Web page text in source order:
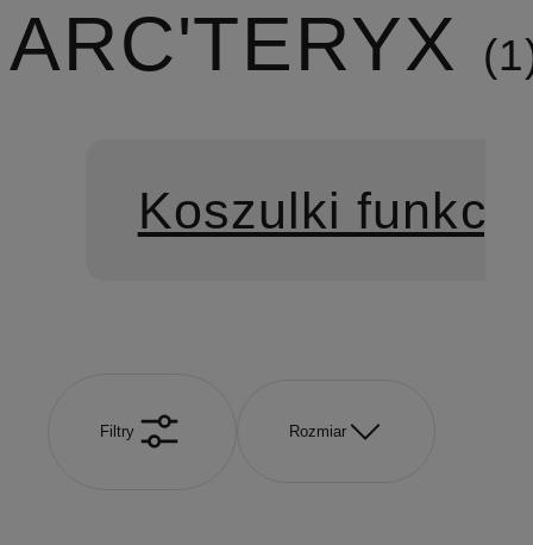
ARC'TERYX
1
Koszulki
Filtry Rozmiar